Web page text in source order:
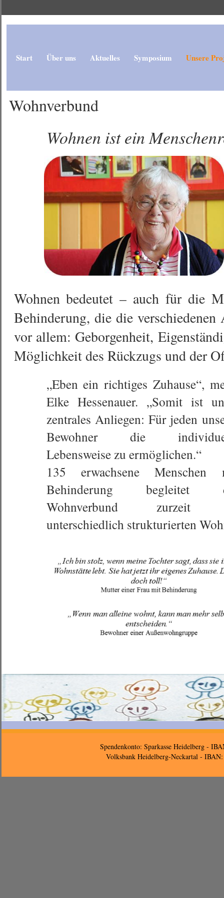
Start Über uns Aktuelles Symposium Unsere
Wohnverbund
Wohnen ist ein
Wohnen bedeutet – auch für die
Behinderung, die die verschiedenen
vor allem: Geborgenheit,
Möglichkeit des Rückzugs und der
„Eben ein richtiges Zuhause“,
Elke Hessenauer. „Somit ist
zentrales Anliegen: Für jeden
Bewohner die
Lebensweise zu ermöglichen.“
135 erwachsene Menschen
Behinderung begleitet
Wohnverbund zurzeit
unterschiedlich strukturierten
Spendenkonto: Sparkasse Heidelberg -
Volksbank Heidelberg-Neckartal -